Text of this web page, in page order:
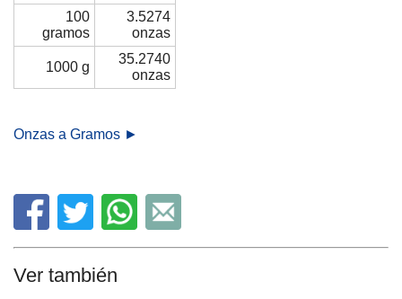
100
gramos
3.5274
onzas
1000 g
35.2740
onzas
Onzas a Gramos ►
Ver también